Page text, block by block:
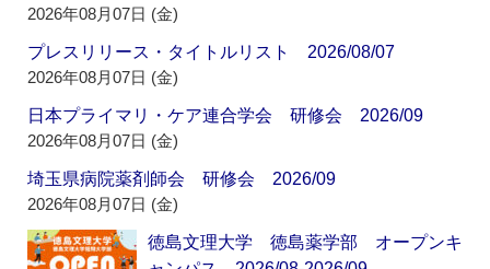
2026年08月07日 (金)
プレスリリース・タイトルリスト 2026/08/07
2026年08月07日 (金)
日本プライマリ・ケア連合学会 研修会 2026/09
2026年08月07日 (金)
埼玉県病院薬剤師会 研修会 2026/09
2026年08月07日 (金)
徳島文理大学 徳島薬学部 オープンキ